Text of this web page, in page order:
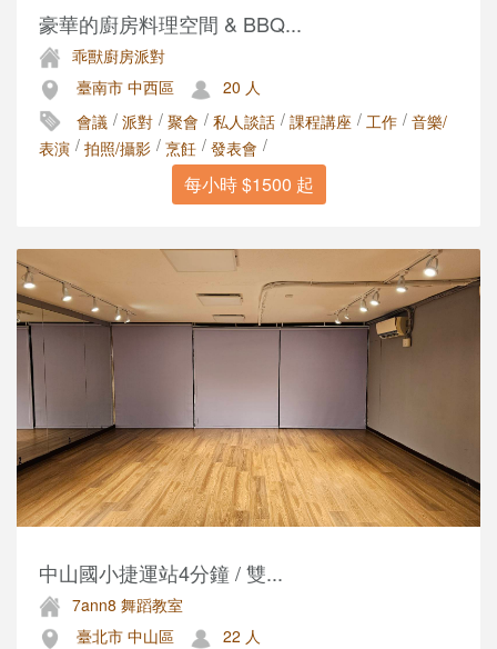
豪華的廚房料理空間 & BBQ...
乖獸廚房派對
臺南市 中西區
20 人
會議 / 派對 / 聚會 / 私人談話 / 課程講座 / 工作 / 音樂/
表演 / 拍照/攝影 / 烹飪 / 發表會 /
每小時 $1500 起
中山國小捷運站4分鐘 / 雙...
7ann8 舞蹈教室
臺北市 中山區
22 人